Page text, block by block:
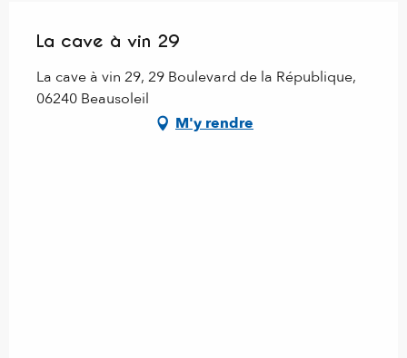
La cave à vin 29
La cave à vin 29, 29 Boulevard de la République,
06240 Beausoleil
M'y rendre